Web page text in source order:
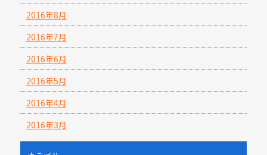
2016年8月
2016年7月
2016年6月
2016年5月
2016年4月
2016年3月